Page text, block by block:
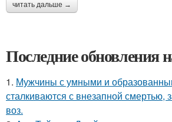
читать дальше →
Последние обновления
1. Мужчины с умными и
сталкиваются с внезапной смертью,
воз.